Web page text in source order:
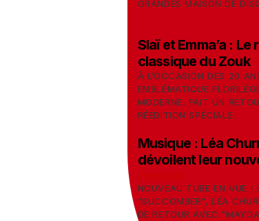
GRANDES MAISON DE
Slaï et Emma’a :
classique du Zouk
À L’OCCASION DES 20
EMBLÉMATIQUE
MODERNE, FAIT UN
RÉÉDITION SPÉCIALE.
Musique : Léa
dévoilent leur
NOUVEAU TUBE EN VUE !
"SUCCOMBER", LÉA
DE RETOUR AVEC